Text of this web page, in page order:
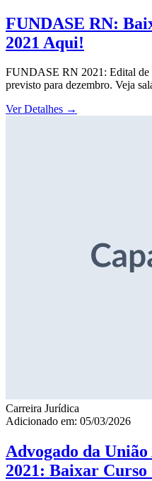
FUNDASE RN:
2021 Aqui!
FUNDASE RN 2021: Edital de
previsto para dezembro. Veja
Ver Detalhes →
Carreira Jurídica
Adicionado em: 05/03/2026
Advogado da
2021: Baixar Curso